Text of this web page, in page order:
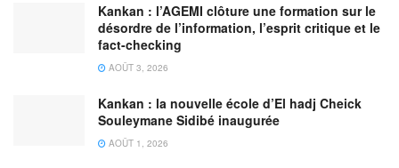
Kankan : l’AGEMI clôture une formation sur le
désordre de l’information, l’esprit critique et le
fact-checking
AOÛT 3, 2026
Kankan : la nouvelle école d’El hadj Cheick
Souleymane Sidibé inaugurée
AOÛT 1, 2026